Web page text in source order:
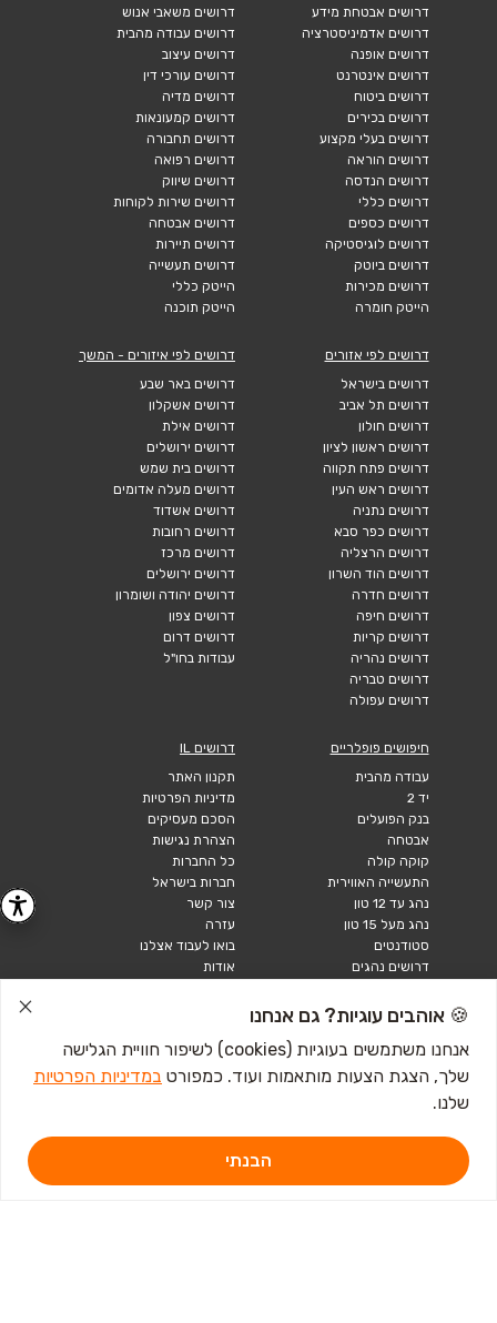
דרושים אבטחת מידע
דרושים אדמיניסטרציה
דרושים אופנה
דרושים אינטרנט
דרושים ביטוח
דרושים בכירים
דרושים בעלי מקצוע
דרושים הוראה
דרושים הנדסה
דרושים כללי
דרושים כספים
דרושים לוגיסטיקה
דרושים ביוטק
דרושים מכירות
הייטק חומרה
דרושים משאבי אנוש
דרושים עבודה מהבית
דרושים עיצוב
דרושים עורכי דין
דרושים מדיה
דרושים קמעונאות
דרושים תחבורה
דרושים רפואה
דרושים שיווק
דרושים שירות לקוחות
דרושים אבטחה
דרושים תיירות
דרושים תעשייה
הייטק כללי
הייטק תוכנה
דרושים לפי אזורים
דרושים בישראל
דרושים תל אביב
דרושים חולון
דרושים ראשון לציון
דרושים פתח תקווה
דרושים ראש העין
דרושים נתניה
דרושים כפר סבא
דרושים הרצליה
דרושים הוד השרון
דרושים חדרה
דרושים חיפה
דרושים קריות
דרושים נהריה
דרושים טבריה
דרושים עפולה
דרושים לפי איזורים - המשך
דרושים באר שבע
דרושים אשקלון
דרושים אילת
דרושים ירושלים
דרושים בית שמש
דרושים מעלה אדומים
דרושים אשדוד
דרושים רחובות
דרושים מרכז
דרושים ירושלים
דרושים יהודה ושומרון
דרושים צפון
דרושים דרום
עבודות בחו"ל
חיפושים פופלריים
עבודה מהבית
יד 2
בנק הפועלים
אבטחה
קוקה קולה
התעשייה האווירית
נהג עד 12 טון
נהג מעל 15 טון
סטודנטים
דרושים נהגים
טבלאות שכר
דרושים IL
תקנון האתר
מדיניות הפרטיות
הסכם מעסיקים
הצהרת נגישות
כל החברות
חברות בישראל
צור קשר
עזרה
בואו לעבוד אצלנו
אודות
כתבות ומדריכים
🍪 אוהבים עוגיות? גם אנחנו
אנחנו משתמשים בעוגיות (cookies) לשיפור חוויית הגלישה
שלך, הצגת הצעות מותאמות ועוד. כמפורט במדיניות הפרטיות
שלנו.
הבנתי